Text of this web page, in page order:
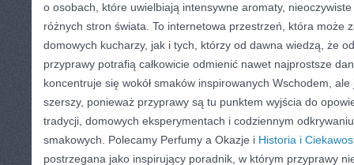
o osobach, które uwielbiają intensywne aromaty,
różnych stron świata. To internetowa przestrzeń, która może
domowych kucharzy, jak i tych, którzy od dawna wiedzą, że
przyprawy potrafią całkowicie odmienić nawet najprostsze
koncentruje się wokół smaków inspirowanych Wschodem,
szerszy, ponieważ przyprawy są tu punktem wyjścia do
tradycji, domowych eksperymentach i codziennym
smakowych. Polecamy Perfumy a Okazje i Historia i
postrzegana jako inspirujący poradnik, w którym przyprawy